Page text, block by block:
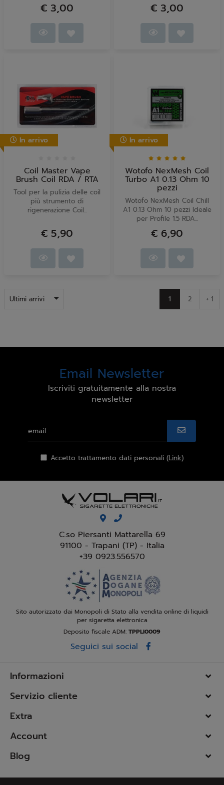
€ 3,00 € 3,00
In arrivo
Coil Master Vape
Brush Coil RDA / RTA
Tool per la pulizia delle coil
più strumento di
rigenerazione Coil...
€ 5,90
In arrivo
Wotofo NexMesh Coil
Turbo A1 0.13 Ohm 10
pezzi
Wotofo NexMesh Coil Chill
A1 0.13 Ohm 10 pezzi Ideale
per Profile 1.5 RDA...
€ 6,90
Ultimi arrivi 1 2 + 1
Email Newsletter
Iscriviti gratuitamente alla nostra
newsletter
Accetto trattamento dati personali (Link)
C.so Piersanti Mattarella 69
91100 - Trapani (TP) - Italia
+39 0923.556570
Sito autorizzato dai Monopoli di Stato alla vendita online di liquidi
per sigaretta elettronica
Deposito fiscale ADM: TPPLI0009
Seguici sui social
Informazioni
Servizio cliente
Extra
Account
Blog